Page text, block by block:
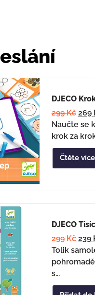
DJECO
299Kč 269
Naučte se
krok za
Čtěte více
DJECO
299Kč 239
Tolik
s...